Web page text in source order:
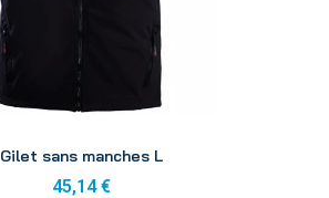
Gilet sans manches L
45,14 €